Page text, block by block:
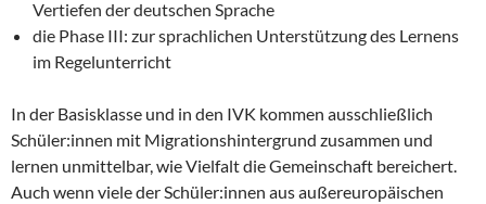
Vertiefen der deutschen Sprache
die Phase III: zur sprachlichen Unterstützung des Lernens
im Regelunterricht
In der Basisklasse und in den IVK kommen ausschließlich
Schüler:innen mit Migrationshintergrund zusammen und
lernen unmittelbar, wie Vielfalt die Gemeinschaft bereichert.
Auch wenn viele der Schüler:innen aus außereuropäischen